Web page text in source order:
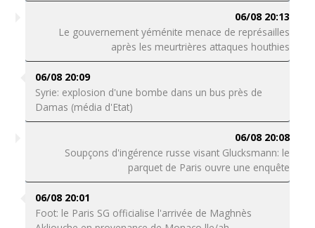
06/08 20:13
Le gouvernement yéménite menace de représailles
après les meurtrières attaques houthies
06/08 20:09
Syrie: explosion d'une bombe dans un bus près de
Damas (média d'Etat)
06/08 20:08
Soupçons d'ingérence russe visant Glucksmann: le
parquet de Paris ouvre une enquête
06/08 20:01
Foot: le Paris SG officialise l'arrivée de Maghnès